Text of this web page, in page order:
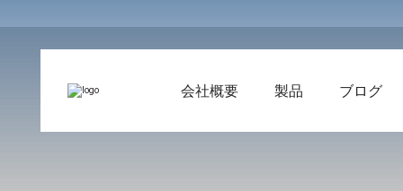
会社概要 製品 ブログ